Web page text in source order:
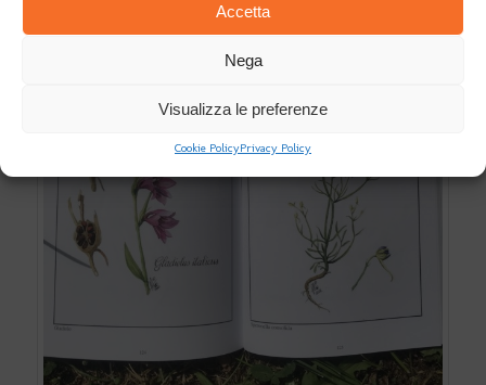
Accetta
Nega
Visualizza le preferenze
Cookie PolicyPrivacy Policy